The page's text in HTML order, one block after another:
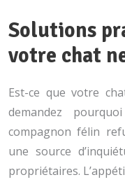
Solutions
votre chat
Est-ce que votre
demandez
compagnon félin
une source
propriétaires.